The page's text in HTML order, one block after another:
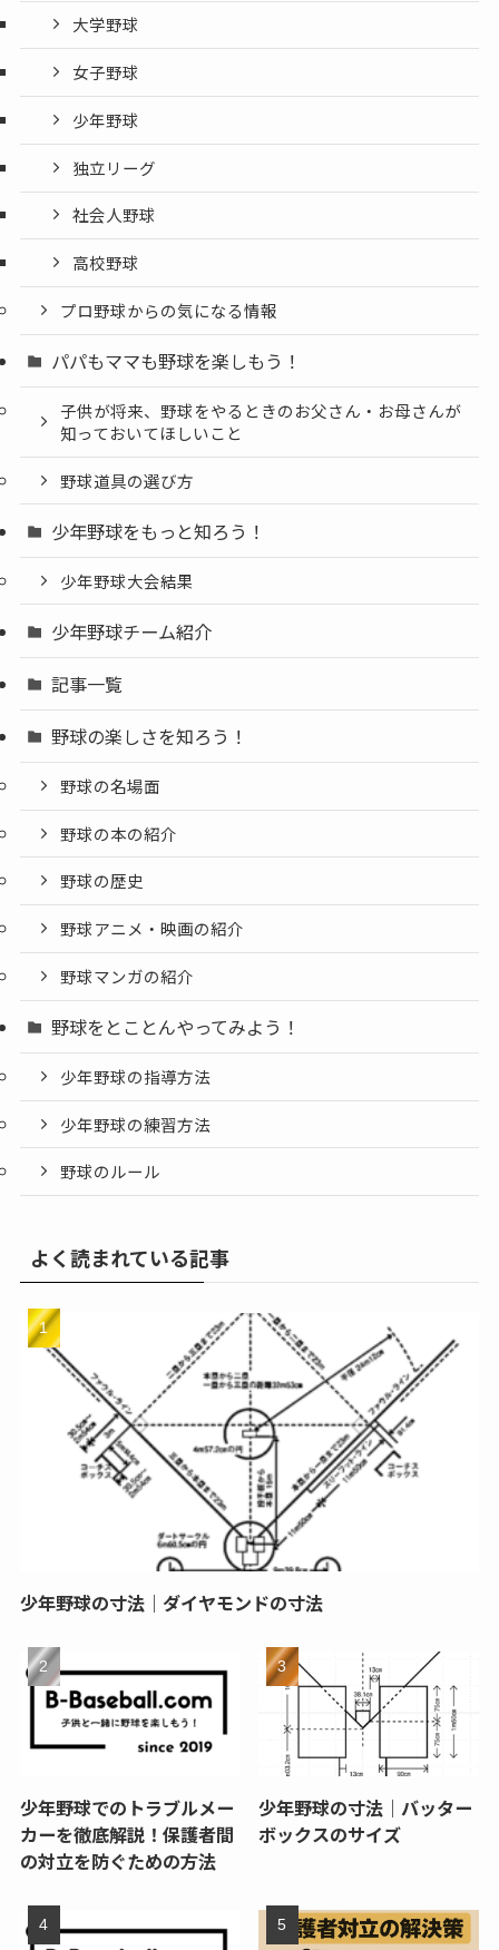
大学野球
女子野球
少年野球
独立リーグ
社会人野球
高校野球
プロ野球からの気になる情報
パパもママも野球を楽しもう！
子供が将来、野球をやるときのお父さん・お母さんが
知っておいてほしいこと
野球道具の選び方
少年野球をもっと知ろう！
少年野球大会結果
少年野球チーム紹介
記事一覧
野球の楽しさを知ろう！
野球の名場面
野球の本の紹介
野球の歴史
野球アニメ・映画の紹介
野球マンガの紹介
野球をとことんやってみよう！
少年野球の指導方法
少年野球の練習方法
野球のルール
よく読まれている記事
少年野球の寸法｜ダイヤモンドの寸法
少年野球でのトラブルメー
カーを徹底解説！保護者間
の対立を防ぐための方法
少年野球の寸法｜バッター
ボックスのサイズ